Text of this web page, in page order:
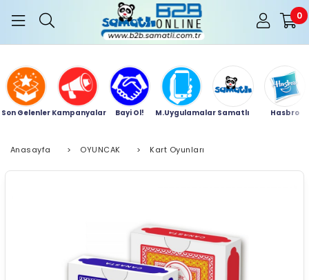
0
Son Gelenler Kampanyalar Bayi Ol! M.Uygulamalar Samatlı Hasbro
Anasayfa > OYUNCAK > Kart Oyunları